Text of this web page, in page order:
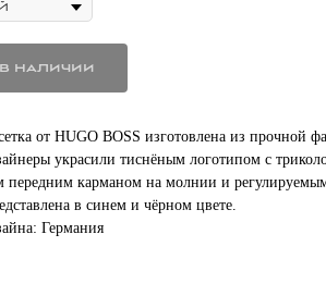
наличии
от HUGO BOSS изготовлена из прочной
украсили тиснёным логотипом с
передним карманом на молнии и
в синем и чёрном цвете.
Германия